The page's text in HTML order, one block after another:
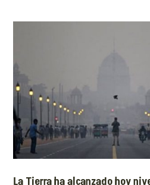
La Tierra ha alcanzado hoy